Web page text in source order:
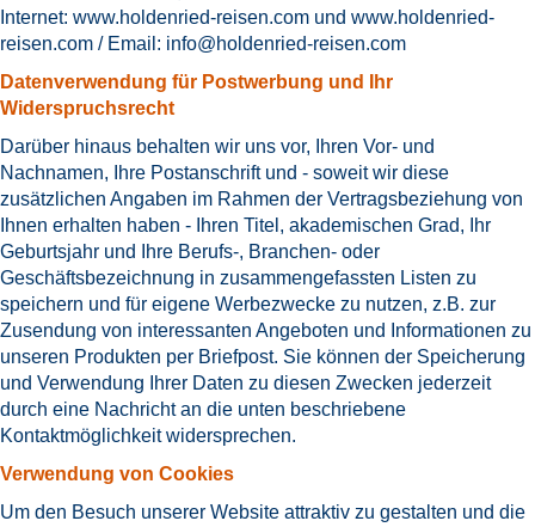
Internet: www.holdenried-reisen.com und www.holdenried-
reisen.com / Email: info@holdenried-reisen.com
Datenverwendung für Postwerbung und Ihr
Widerspruchsrecht
Darüber hinaus behalten wir uns vor, Ihren Vor- und
Nachnamen, Ihre Postanschrift und - soweit wir diese
zusätzlichen Angaben im Rahmen der Vertragsbeziehung von
Ihnen erhalten haben - Ihren Titel, akademischen Grad, Ihr
Geburtsjahr und Ihre Berufs-, Branchen- oder
Geschäftsbezeichnung in zusammengefassten Listen zu
speichern und für eigene Werbezwecke zu nutzen, z.B. zur
Zusendung von interessanten Angeboten und Informationen zu
unseren Produkten per Briefpost. Sie können der Speicherung
und Verwendung Ihrer Daten zu diesen Zwecken jederzeit
durch eine Nachricht an die unten beschriebene
Kontaktmöglichkeit widersprechen.
Verwendung von Cookies
Um den Besuch unserer Website attraktiv zu gestalten und die